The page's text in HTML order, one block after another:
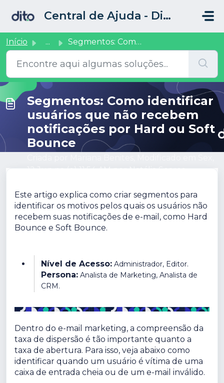
Central de Ajuda - Dito CRM
Início ... Segmentos: Como identificar usuários que não recebem noti...
Segmentos: Como identificar
usuários que não recebem
notificações por Hard ou Soft
Bounce
12 Jun na (o) 11:54 AM por Natália Soares
Este artigo explica como criar segmentos para
identificar os motivos pelos quais os usuários não
recebem suas notificações de e-mail, como Hard
Bounce e Soft Bounce.
Nível de Acesso: Administrador, Editor.
Persona: Analista de Marketing, Analista de
CRM.
Dentro do e-mail marketing, a compreensão da
taxa de dispersão é tão importante quanto a
taxa de abertura. Para isso, veja abaixo como
identificar quando um usuário é vítima de uma
caixa de entrada cheia ou de um e-mail inválido.